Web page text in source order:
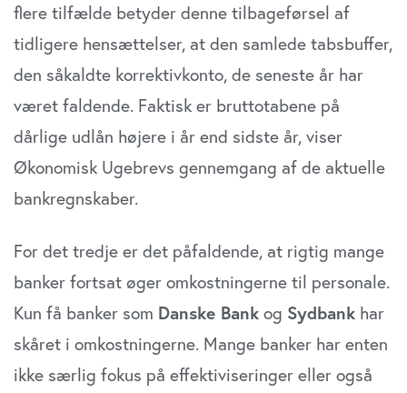
flere tilfælde betyder denne tilbageførsel af
tidligere hensættelser, at den samlede tabsbuffer,
den såkaldte korrektivkonto, de seneste år har
været faldende. Faktisk er bruttotabene på
dårlige udlån højere i år end sidste år, viser
Økonomisk Ugebrevs gennemgang af de aktuelle
bankregnskaber.
For det tredje er det påfaldende, at rigtig mange
banker fortsat øger omkostningerne til personale.
Kun få banker som Danske Bank og Sydbank har
skåret i omkostningerne. Mange banker har enten
ikke særlig fokus på effektiviseringer eller også